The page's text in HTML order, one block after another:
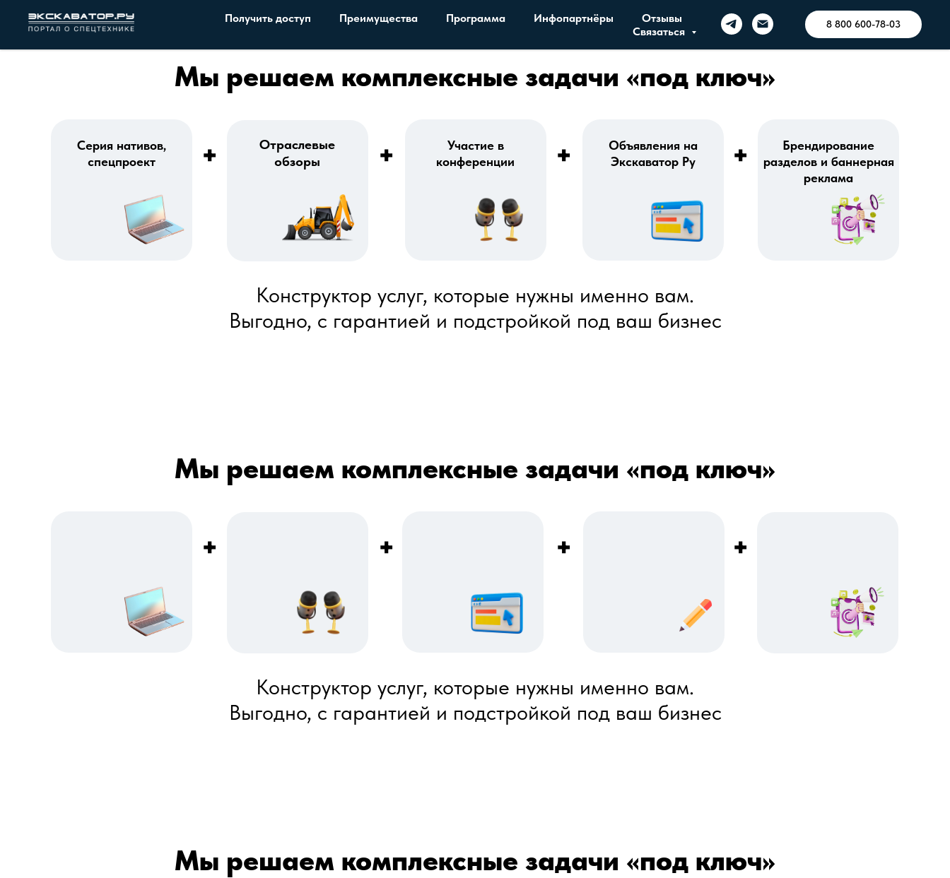
Получить доступ Преимущества Программа Инфопартнёры
Отзывы
Связаться
8 800 600-78-03
Конструктор услуг, которые нужны именно вам.
Выгодно, с гарантией и подстройкой под ваш бизнес
+ + + +
Участие в
конференции
Объявления на
Экскаватор Ру
Брендирование
разделов и баннерная
реклама
Мы решаем комплексные задачи «под ключ»
Отраслевые
обзоры
Серия нативов,
спецпроект
Конструктор услуг, которые нужны именно вам.
Выгодно, с гарантией и подстройкой под ваш бизнес
+ + + +
Мы решаем комплексные задачи «под ключ»
Мы решаем комплексные задачи «под ключ»